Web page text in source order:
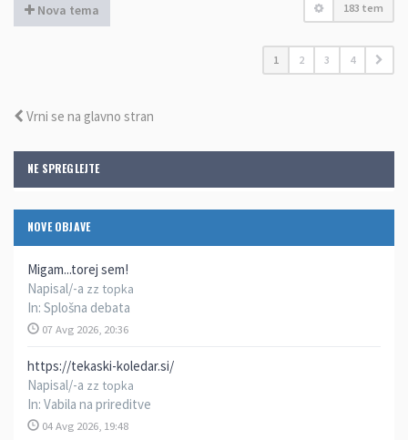
NE SPREGLEJTE
NOVE OBJAVE
Migam...torej sem!
Napisal/-a zz topka
In: Splošna debata
07 Avg 2026, 20:36
https://tekaski-koledar.si/
Napisal/-a zz topka
In: Vabila na prireditve
04 Avg 2026, 19:48
Nova tema 183 tem
1 2 3 4
Vrni se na glavno stran